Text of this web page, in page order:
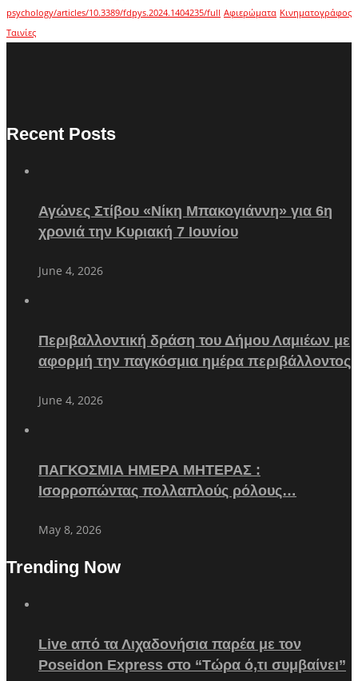
psychology/articles/10.3389/fdpys.2024.1404235/full Αφιερώματα Κινηματογράφος
Ταινίες
Recent Posts
Αγώνες Στίβου «Νίκη Μπακογιάννη» για 6η
χρονιά την Κυριακή 7 Ιουνίου
June 4, 2026
Περιβαλλοντική δράση του Δήμου Λαμιέων με
αφορμή την παγκόσμια ημέρα περιβάλλοντος
June 4, 2026
ΠΑΓΚΟΣΜΙΑ ΗΜΕΡΑ ΜΗΤΕΡΑΣ :
Ισορροπώντας πολλαπλούς ρόλους…
May 8, 2026
Trending Now
Live από τα Λιχαδονήσια παρέα με τον
Poseidon Express στο “Τώρα ό,τι συμβαίνει”